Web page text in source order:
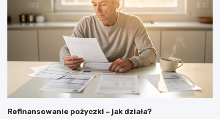
Refinansowanie pożyczki – jak działa?